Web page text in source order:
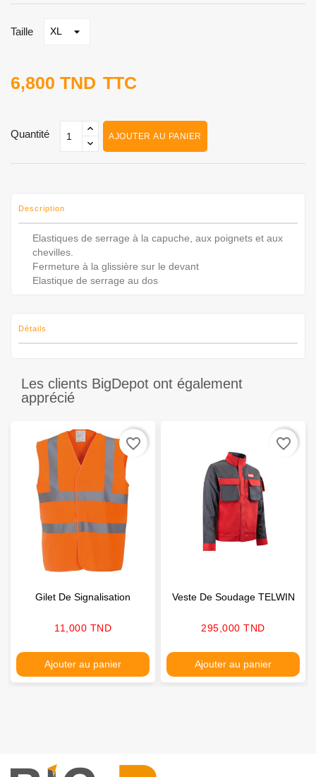
Taille
6,800 TND TTC
Quantité AJOUTER AU PANIER
Description
Elastiques de serrage à la capuche, aux poignets et aux
chevilles.
Fermeture à la glissière sur le devant
Elastique de serrage au dos
Détails
Les clients BigDepot ont également
apprécié
Gilet De Signalisation
Prix
11,000 TND
Ajouter au panier
favorite_border
Veste De Soudage TELWIN
Prix
295,000 TND
Ajouter au panier
favorite_border